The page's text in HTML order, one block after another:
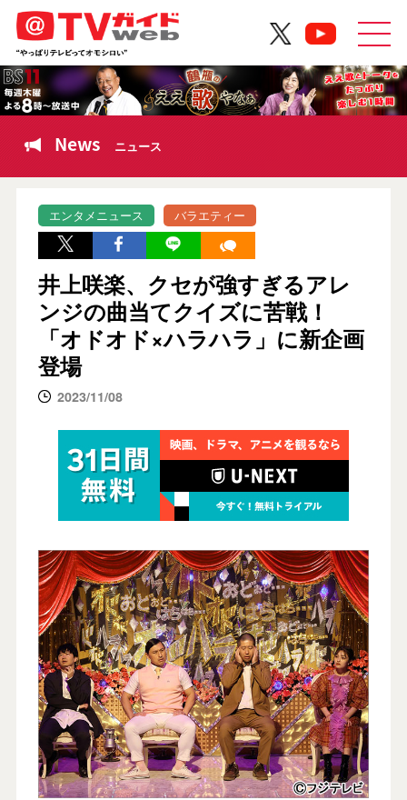
News ニュース
エンタメニュース バラエティー
井上咲楽、クセが強すぎるアレ
ンジの曲当てクイズに苦戦！
「オドオド×ハラハラ」に新企画
登場
2023/11/08